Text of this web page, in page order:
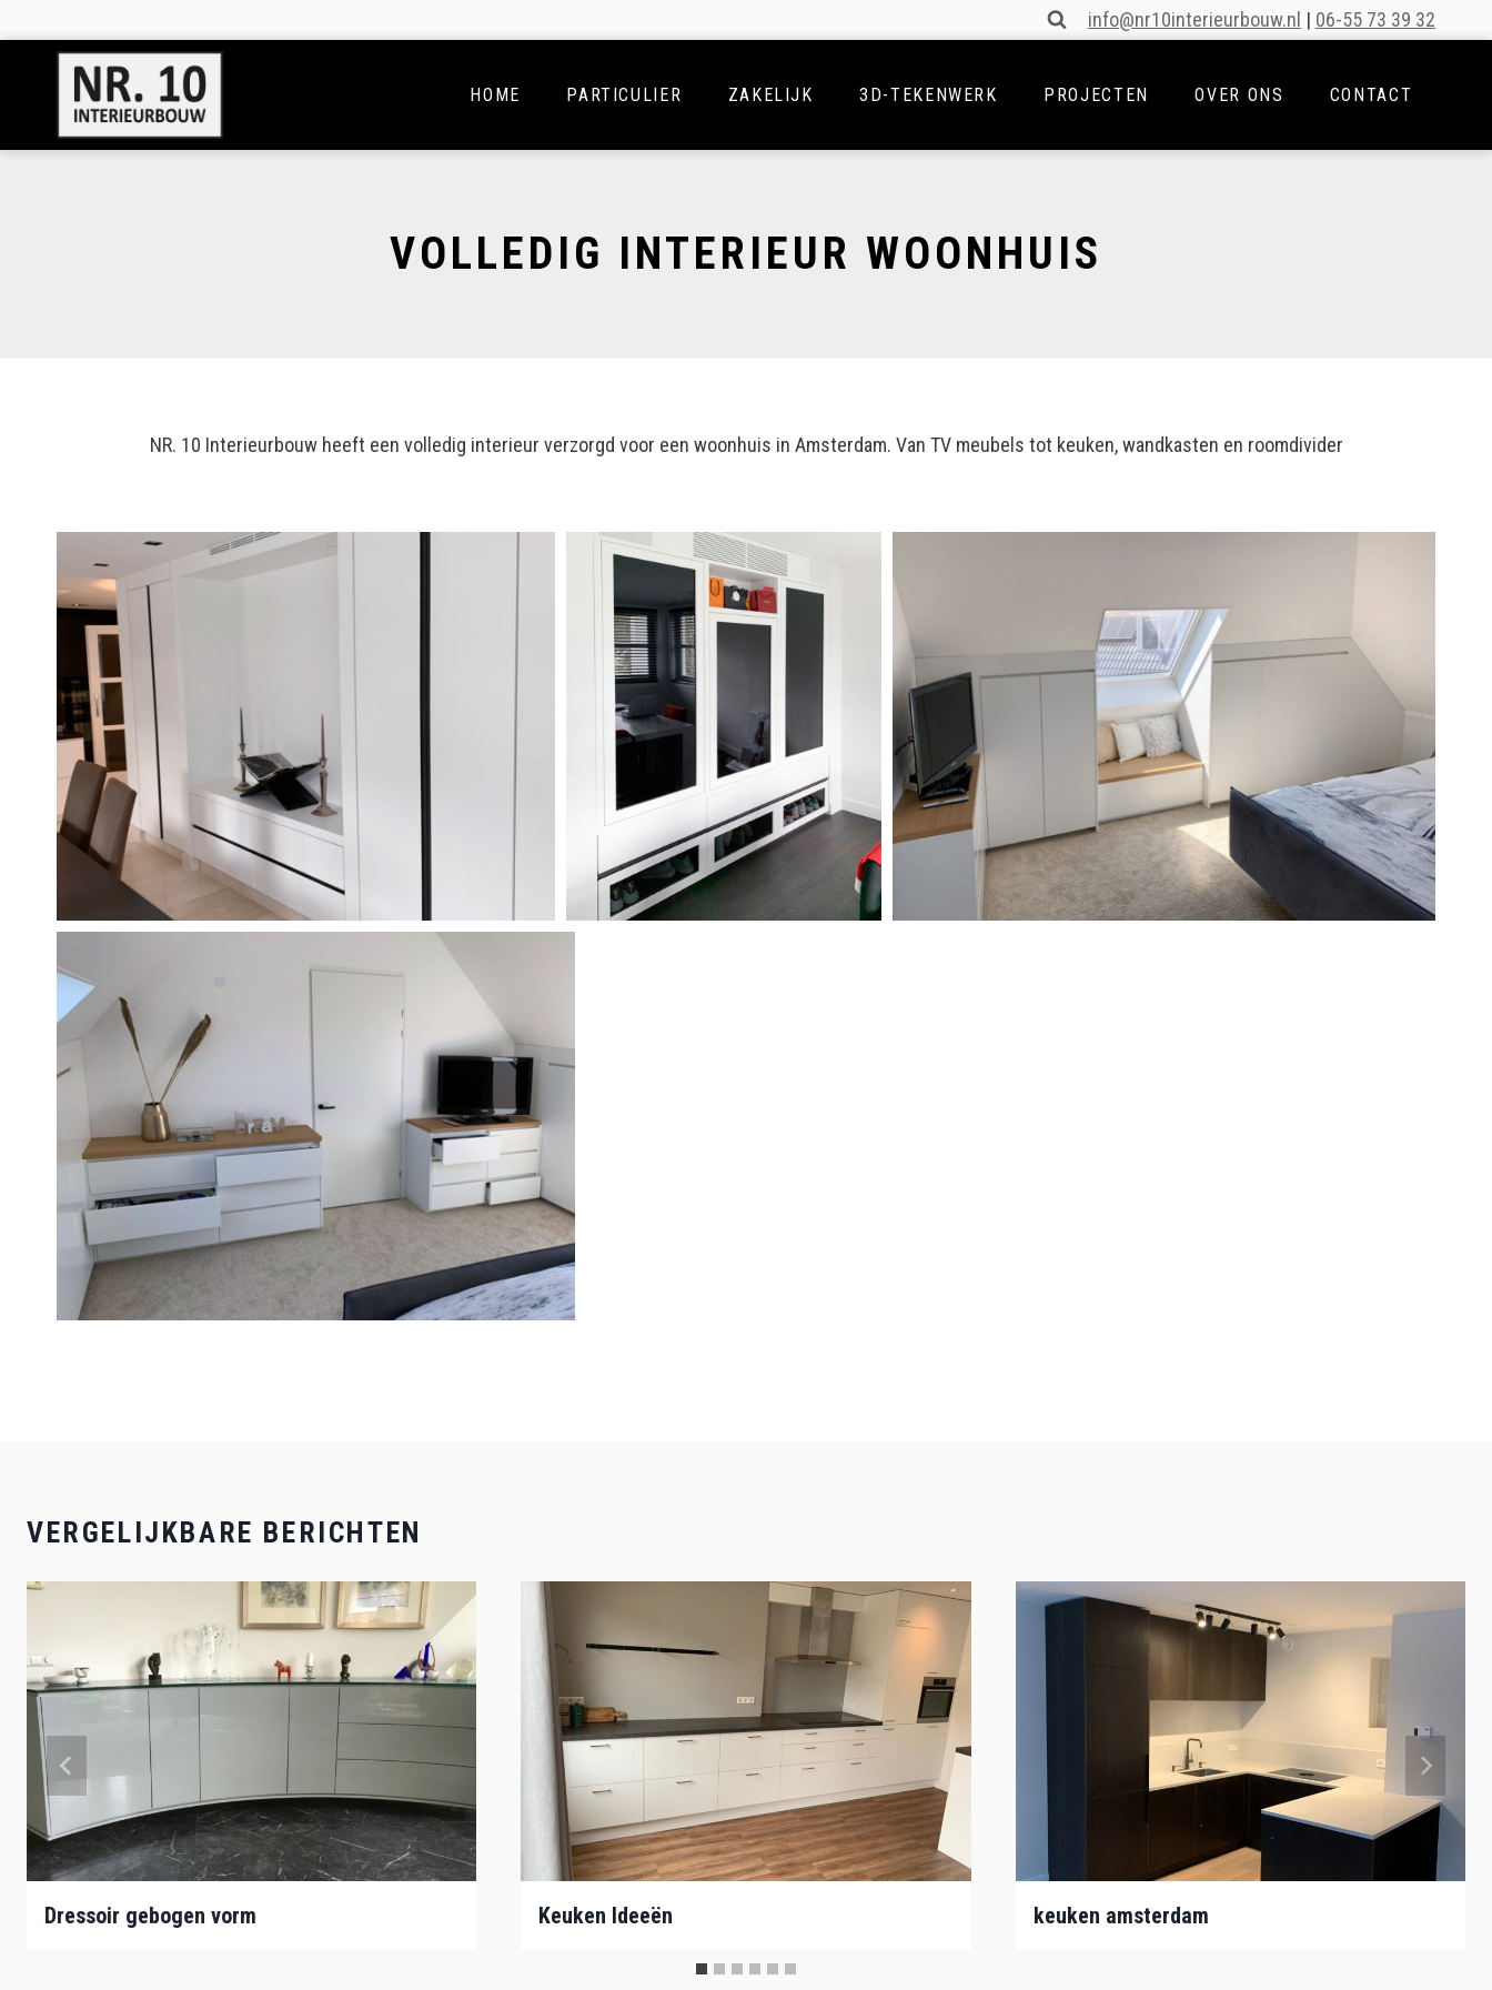
naar
info@nr10interieurbouw.nl | 06-55 73 39 32
HOME PARTICULIER ZAKELIJK 3D-TEKENWERK PROJECTEN OVER ONS CONTACT
VOLLEDIG INTERIEUR WOONHUIS
NR. 10 Interieurbouw heeft een volledig interieur verzorgd voor een woonhuis in Amsterdam. Van TV meubels tot keuken, wandkasten en roomdivider
VERGELIJKBARE BERICHTEN
Dressoir gebogen vorm Keuken Ideeën keuken amsterdam